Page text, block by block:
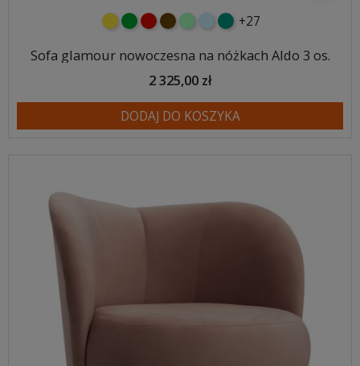
żółtyzielonyczerwony
czekoladowy
miętowybłękitny
turkusowy
+27
Sofa glamour nowoczesna na nóżkach Aldo 3 os.
2 325,00 zł
DODAJ DO KOSZYKA